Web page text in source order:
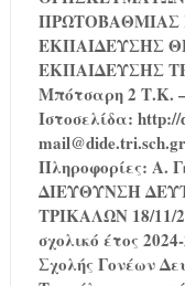
ΠΡΩΤΟΒΑΘΜΙΑΣ
ΕΚΠΑΙΔΕΥΣΗΣ
ΕΚΠΑΙΔΕΥΣΗΣ
Μπότσαρη 2 Τ.Κ.
Ιστοσελίδα:
Πληροφορίες: Α.
ΔΙΕΥΘΥΝΣΗ
ΤΡΙΚΑΛΩΝ 18/11/
σχολικό έτος
Σχολής Γονέων